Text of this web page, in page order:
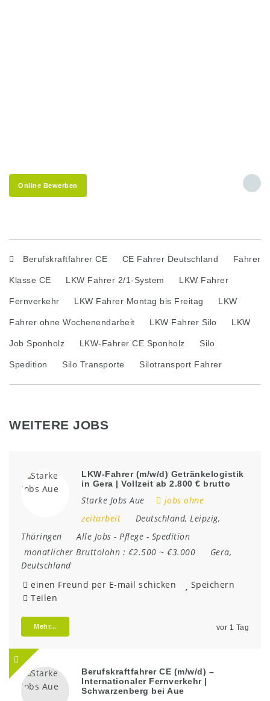
Online Bewerben
Berufskraftfahrer CE CE Fahrer Deutschland Fahrer
Klasse CE LKW Fahrer 2/1-System LKW Fahrer
Fernverkehr LKW Fahrer Montag bis Freitag LKW
Fahrer ohne Wochenendarbeit LKW Fahrer Silo LKW
Job Sponholz LKW-Fahrer CE Sponholz Silo
Spedition Silo Transporte Silotransport Fahrer
WEITERE JOBS
LKW-Fahrer (m/w/d) Getränkelogistik
in Gera | Vollzeit ab 2.800 € brutto
Starke Jobs Aue
jobs ohne
zeitarbeit
Deutschland, Leipzig,
Thüringen
Alle Jobs - Pflege - Spedition
monatlicher Bruttolohn : €2.500 ~ €3.000 Gera,
Deutschland
einen Freund per E-mail schicken
Speichern
Teilen
Mehr... vor 1 Tag
Berufskraftfahrer CE (m/w/d) –
Internationaler Fernverkehr |
Schwarzenberg bei Aue